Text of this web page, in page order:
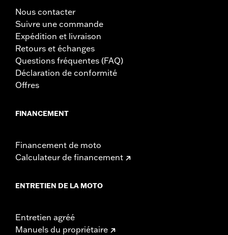
Nous contacter
Suivre une commande
Expédition et livraison
Retours et échanges
Questions fréquentes (FAQ)
Déclaration de conformité
Offres
FINANCEMENT
Financement de moto
Calculateur de financement
ENTRETIEN DE LA MOTO
Entretien agréé
Manuels du propriétaire